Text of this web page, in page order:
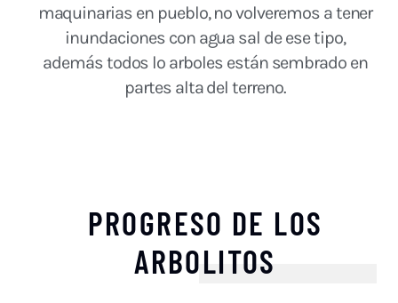
maquinarias en pueblo, no volveremos a tener
inundaciones con agua sal de ese tipo,
además todos lo arboles están sembrado en
partes alta del terreno.
PROGRESO DE LOS
ARBOLITOS